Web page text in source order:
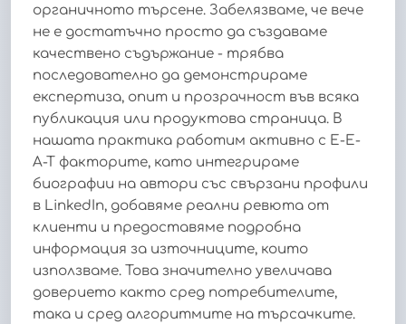
органичното търсене. Забелязваме, че вече
не е достатъчно просто да създаваме
качествено съдържание - трябва
последователно да демонстрираме
експертиза, опит и прозрачност във всяка
публикация или продуктова страница. В
нашата практика работим активно с E-E-
A-T факторите, като интегрираме
биографии на автори със свързани профили
в LinkedIn, добавяме реални ревюта от
клиенти и предоставяме подробна
информация за източниците, които
използваме. Това значително увеличава
доверието както сред потребителите,
така и сред алгоритмите на търсачките.